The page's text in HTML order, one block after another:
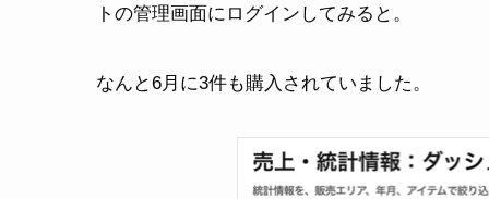
トの管理画面にログインしてみると。
なんと6月に3件も購入されていました。